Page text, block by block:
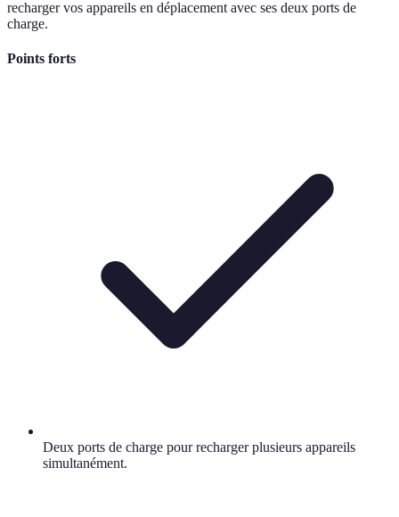
recharger vos appareils en déplacement avec ses deux ports de
charge.
Points forts
Deux ports de charge pour recharger plusieurs appareils
simultanément.